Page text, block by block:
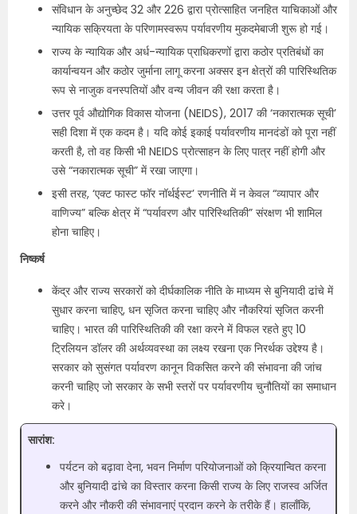
संविधान के अनुच्छेद 32 और 226 द्वारा प्रोत्साहित जनहित याचिकाओं और
न्यायिक सक्रियता के परिणामस्वरूप पर्यावरणीय मुकदमेबाजी शुरू हो गई।
राज्य के न्यायिक और अर्ध-न्यायिक प्राधिकरणों द्वारा कठोर प्रतिबंधों का
कार्यान्वयन और कठोर जुर्माना लागू करना अक्सर इन क्षेत्रों की पारिस्थितिक
रूप से नाजुक वनस्पतियों और वन्य जीवन की रक्षा करता है।
उत्तर पूर्व औद्योगिक विकास योजना (NEIDS), 2017 की ‘नकारात्मक सूची’
सही दिशा में एक कदम है। यदि कोई इकाई पर्यावरणीय मानदंडों को पूरा नहीं
करती है, तो वह किसी भी NEIDS प्रोत्साहन के लिए पात्र नहीं होगी और
उसे “नकारात्मक सूची” में रखा जाएगा।
इसी तरह, ‘एक्ट फास्ट फॉर नॉर्थईस्ट’ रणनीति में न केवल “व्यापार और
वाणिज्य” बल्कि क्षेत्र में “पर्यावरण और पारिस्थितिकी” संरक्षण भी शामिल
होना चाहिए।
निष्कर्ष
केंद्र और राज्य सरकारों को दीर्घकालिक नीति के माध्यम से बुनियादी ढांचे में
सुधार करना चाहिए, धन सृजित करना चाहिए और नौकरियां सृजित करनी
चाहिए। भारत की पारिस्थितिकी की रक्षा करने में विफल रहते हुए 10
ट्रिलियन डॉलर की अर्थव्यवस्था का लक्ष्य रखना एक निरर्थक उद्देश्य है।
सरकार को सुसंगत पर्यावरण कानून विकसित करने की संभावना की जांच
करनी चाहिए जो सरकार के सभी स्तरों पर पर्यावरणीय चुनौतियों का समाधान
करे।
सारांश:
पर्यटन को बढ़ावा देना, भवन निर्माण परियोजनाओं को क्रियान्वित करना
और बुनियादी ढांचे का विस्तार करना किसी राज्य के लिए राजस्व अर्जित
करने और नौकरी की संभावनाएं प्रदान करने के तरीके हैं। हालाँकि,